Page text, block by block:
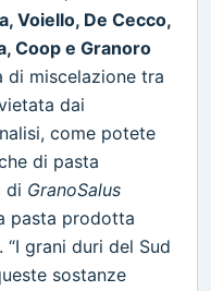
Voiello, De Cecco,
Coop e Granoro
di miscelazione tra
dai
come potete
di pasta
di GranoSalus
pasta prodotta
grani duri del Sud
sostanze